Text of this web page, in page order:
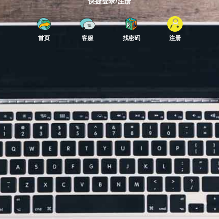
首页 客服 找密码 注册